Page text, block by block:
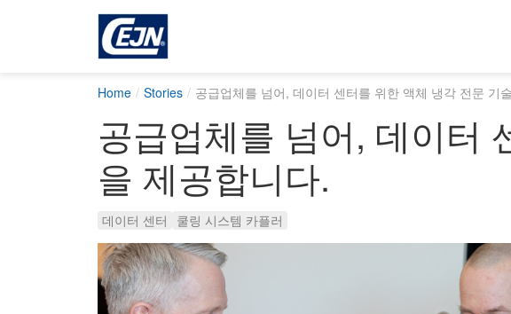
Home Stories 공급업체를 넘어, 데이터 센터를 위한 액체 냉각 전문 기
공급업체를 넘어, 데이터
을 제공합니다.
데이터 센터 쿨링 시스템 카플러